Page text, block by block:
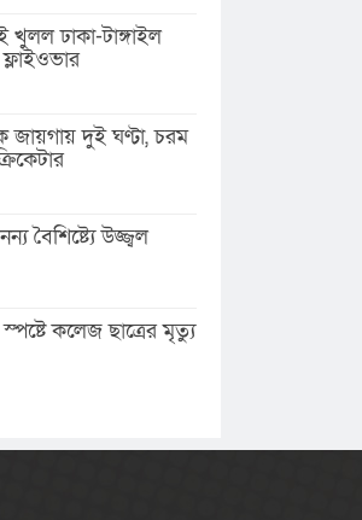
খুলল ঢাকা-টাঙ্গাইল
জায়গায় দুই ঘণ্টা, চরম
বৈশিষ্ট্যে উজ্জ্বল
স্পষ্টে কলেজ ছাত্রের মৃত্যু